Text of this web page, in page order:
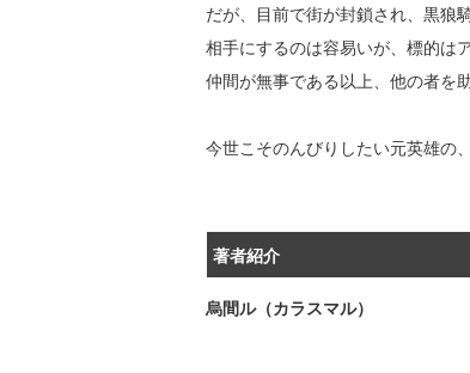
だが、目前で街が封鎖され、黒狼
相手にするのは容易いが、標的は
仲間が無事である以上、他の者を
今世こそのんびりしたい元英雄の
著者紹介
烏間ル（カラスマル）